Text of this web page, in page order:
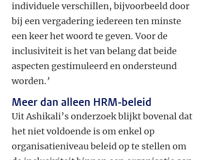
individuele verschillen, bijvoorbeeld door
bij een vergadering iedereen ten minste
een keer het woord te geven. Voor de
inclusiviteit is het van belang dat beide
aspecten gestimuleerd en ondersteund
worden.’
Meer dan alleen HRM-beleid
Uit Ashikali’s onderzoek blijkt bovenal dat
het niet voldoende is om enkel op
organisatieniveau beleid op te stellen om